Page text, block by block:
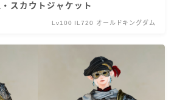
スカウトジャケット
Lv100 IL720 オールドキングダム